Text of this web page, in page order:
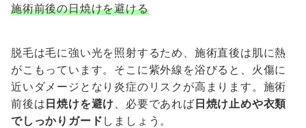
施術前後の日焼けを避ける
脱毛は毛に強い光を照射するため、施術直後は肌に熱
がこもっています。そこに紫外線を浴びると、火傷に
近いダメージとなり炎症のリスクが高まります。施術
前後は日焼けを避け 、必要であれば日焼け止めや衣類
でしっかりガード しましょう。